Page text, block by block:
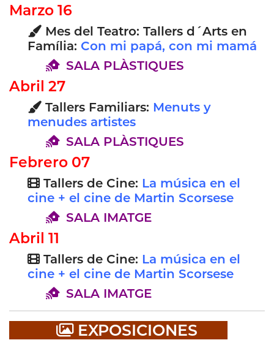
Marzo 16
Mes del Teatro: Tallers d´Arts en
Família: Con mi papá, con mi mamá
SALA PLÀSTIQUES
Abril 27
Tallers Familiars: Menuts y
menudes artistes
SALA PLÀSTIQUES
Febrero 07
Tallers de Cine: La música en el
cine + el cine de Martin Scorsese
SALA IMATGE
Abril 11
Tallers de Cine: La música en el
cine + el cine de Martin Scorsese
SALA IMATGE
EXPOSICIONES